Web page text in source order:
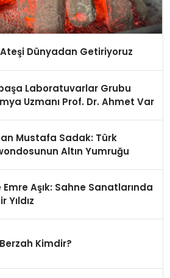
Dünyadan Getiriyoruz
Laboratuvarlar Grubu
Uzmanı Prof. Dr. Ahmet Var
Mustafa Sadak: Türk
Altın Yumruğu
Emre Aşık: Sahne Sanatlarında
Yıldız
Kimdir?